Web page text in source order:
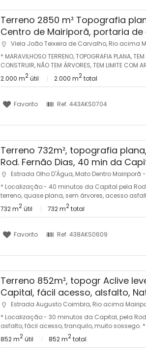
Terreno 2850 m² Topografia
Centro de Mairiporã, portaria
Viela João Teixeira de Carvalho, Rio acima
* MARAVILHOSO TERRENO, TOPOGRAFIA PLANA,
CONSTRUIR, NÃO TEM ÁRVORES, TEM LIMITE COM
2.000 m2útil 2.000 m2total
Favorito Ref. 443AKS0704
Terreno 732m², topografia
Rod. Fernão Dias, 40 min da
Estrada Olho D'Água, Mato Dentro Mairiporã -
* Localização:- 40 minutos da Capital pela Rod.
terreno, quase plana, sem árvores, acesso
732 m2útil 732 m2total
Favorito Ref. 438AKS0609
Terreno 852m², topogr Aclive
Capital, fácil acesso, alsfalto,
Estrada Augusto Coimbra, Rio acima
* Localização:- 30 minutos da Capital, pela
asfalto, fácil acesso, tranquilo, muito sossego. *
852 m2útil 852 m2total